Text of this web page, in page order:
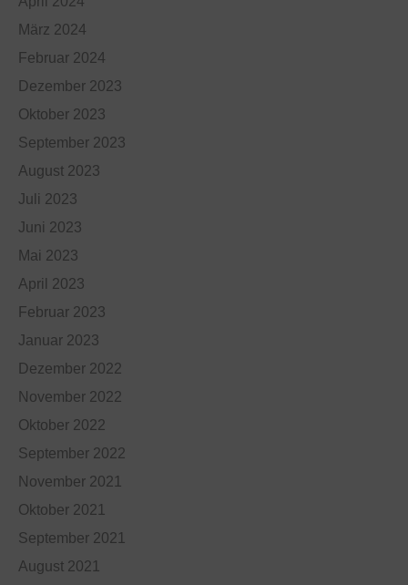
März 2024
Februar 2024
Dezember 2023
Oktober 2023
September 2023
August 2023
Juli 2023
Juni 2023
Mai 2023
April 2023
Februar 2023
Januar 2023
Dezember 2022
November 2022
Oktober 2022
September 2022
November 2021
Oktober 2021
September 2021
August 2021